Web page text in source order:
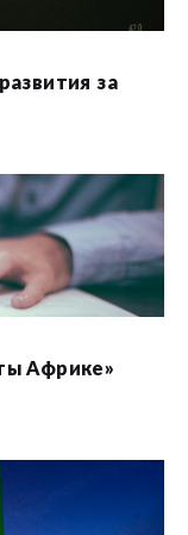
за
Африке»